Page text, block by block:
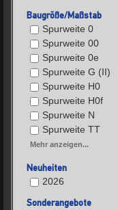
Baugröße/Maßstab
Spurweite 0
Spurweite 00
Spurweite 0e
Spurweite G (II)
Spurweite H0
Spurweite H0f
Spurweite N
Spurweite TT
Mehr anzeigen...
Neuheiten
2026
Sonderangebote